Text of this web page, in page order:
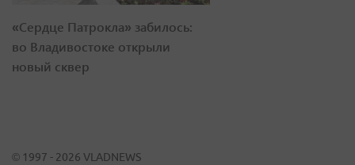
«Сердце Патрокла» забилось:
во Владивостоке открыли
новый сквер
© 1997 - 2026 VLADNEWS